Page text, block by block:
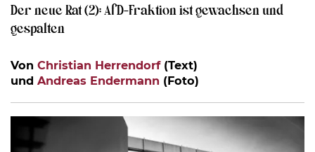
Der neue Rat (2): AfD-Fraktion ist gewachsen und
gespalten
Von Christian Herrendorf(Text)
und Andreas Endermann (Foto)